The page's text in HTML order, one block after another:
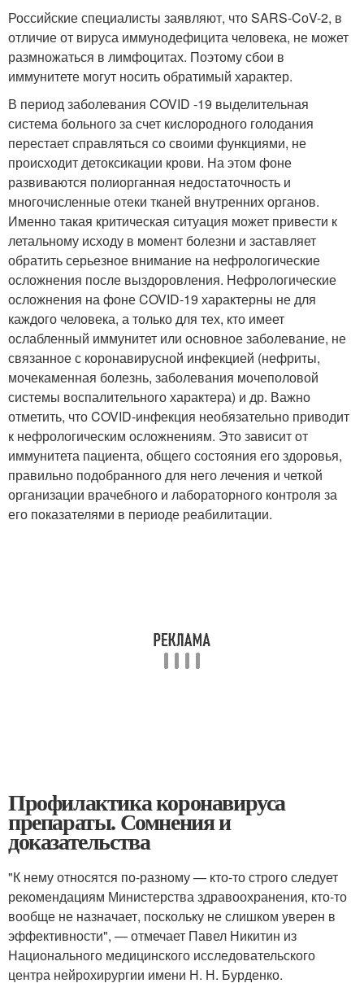
Российские специалисты заявляют, что SARS-CоV-2, в
отличие от вируса иммунодефицита человека, не может
размножаться в лимфоцитах. Поэтому сбои в
иммунитете могут носить обратимый характер.
В период заболевания COVID -19 выделительная
система больного за счет кислородного голодания
перестает справляться со своими функциями, не
происходит детоксикации крови. На этом фоне
развиваются полиорганная недостаточность и
многочисленные отеки тканей внутренних органов.
Именно такая критическая ситуация может привести к
летальному исходу в момент болезни и заставляет
обратить серьезное внимание на нефрологические
осложнения после выздоровления. Нефрологические
осложнения на фоне COVID-19 характерны не для
каждого человека, а только для тех, кто имеет
ослабленный иммунитет или основное заболевание, не
связанное с коронавирусной инфекцией (нефриты,
мочекаменная болезнь, заболевания мочеполовой
системы воспалительного характера) и др. Важно
отметить, что COVID-инфекция необязательно приводит
к нефрологическим осложнениям. Это зависит от
иммунитета пациента, общего состояния его здоровья,
правильно подобранного для него лечения и четкой
организации врачебного и лабораторного контроля за
его показателями в периоде реабилитации.
Профилактика коронавируса
препараты. Сомнения и
доказательства
"К нему относятся по-разному — кто-то строго следует
рекомендациям Министерства здравоохранения, кто-то
вообще не назначает, поскольку не слишком уверен в
эффективности", — отмечает Павел Никитин из
Национального медицинского исследовательского
центра нейрохирургии имени Н. Н. Бурденко.